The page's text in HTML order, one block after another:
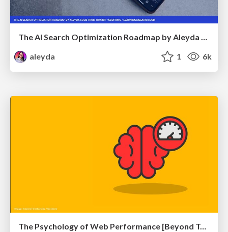
The AI Search Optimization Roadmap by Aleyda Solis
aleyda
1 6k
The Psychology of Web Performance [Beyond Tellerrand 2023]